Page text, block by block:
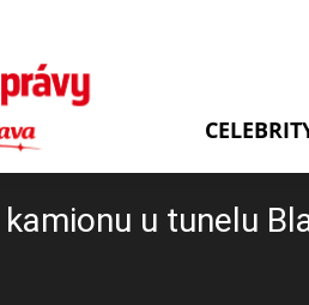
kamionu u tunelu